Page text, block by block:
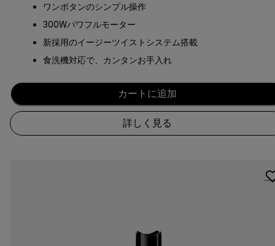
ワンボタンのシンプル操作
300Wパワフルモーター
新採用のイージーツイストシステム搭載
食洗機対応で、カンタンお手入れ
カートに追加
詳しく見る